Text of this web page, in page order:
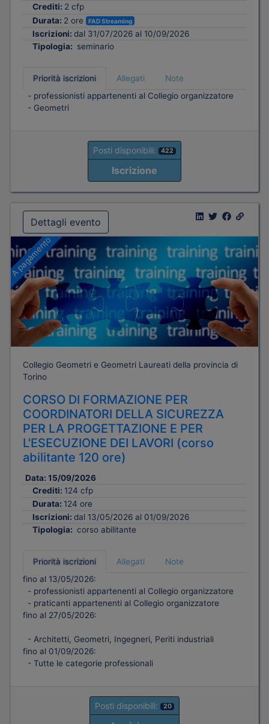
Crediti: 2 cfp
Durata: 2 ore FAD Streaming
Iscrizioni: dal 31/07/2026 al 10/09/2026
Tipologia: seminario
Priorità iscrizioni Allegati
Note
- professionisti appartenenti al Collegio organizzatore
- Geometri
Posti disponibili: 422
Iscrizione
Dettagli evento
A pagamento
Collegio Geometri e Geometri Laureati della provincia di
Torino
CORSO DI FORMAZIONE PER
COORDINATORI DELLA SICUREZZA
PER LA PROGETTAZIONE E PER
L'ESECUZIONE DEI LAVORI (corso
abilitante 120 ore)
Data: 15/09/2026
Crediti: 124 cfp
Durata: 124 ore
Iscrizioni: dal 13/05/2026 al 01/09/2026
Tipologia: corso abilitante
Priorità iscrizioni Allegati
Note
fino al 13/05/2026:
- professionisti appartenenti al Collegio organizzatore
- praticanti appartenenti al Collegio organizzatore
fino al 27/05/2026:
- Architetti, Geometri, Ingegneri, Periti industriali
fino al 01/09/2026:
- Tutte le categorie professionali
Posti disponibili: 20